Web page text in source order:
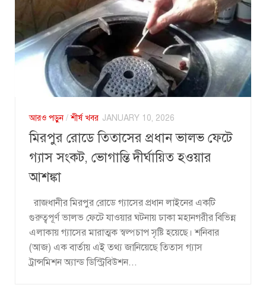
আরও পড়ুন/শীর্ষ খবর JANUARY 10, 2026
মিরপুর রোডে তিতাসের প্রধান ভালভ ফেটে
গ্যাস সংকট, ভোগান্তি দীর্ঘায়িত হওয়ার
আশঙ্কা
রাজধানীর মিরপুর রোডে গ্যাসের প্রধান লাইনের একটি
গুরুত্বপূর্ণ ভালভ ফেটে যাওয়ার ঘটনায় ঢাকা মহানগরীর বিভিন্ন
এলাকায় গ্যাসের মারাত্মক স্বল্পচাপ সৃষ্টি হয়েছে। শনিবার
(আজ) এক বার্তায় এই তথ্য জানিয়েছে তিতাস গ্যাস
ট্রান্সমিশন অ্যান্ড ডিস্ট্রিবিউশন...